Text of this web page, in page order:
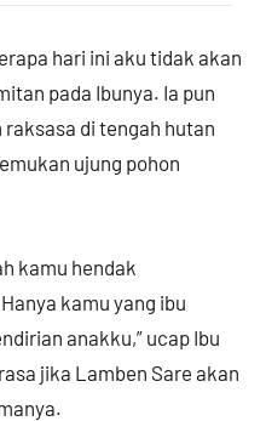
hari ini aku tidak akan
pada Ibunya. Ia pun
di tengah hutan
ujung pohon
kamu hendak
kamu yang ibu
anakku,” ucap Ibu
jika Lamben Sare akan